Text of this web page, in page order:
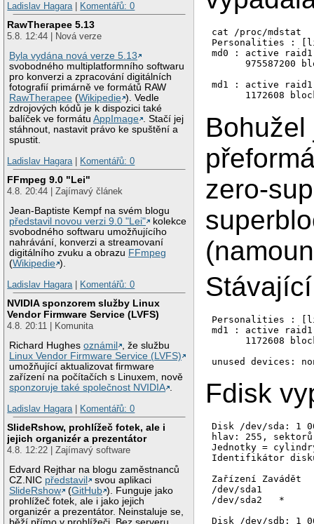
Ladislav Hagara| Komentářů: 0
RawTherapee 5.13
5.8. 12:44 | Nová verze
Byla vydána nová verze 5.13
svobodného multiplatformního softwaru
pro konverzi a zpracování digitálních
fotografií primárně ve formátů RAW
RawTherapee (Wikipedie ). Vedle
zdrojových kódů je k dispozici také
balíček ve formátuAppImage . Stačí jej
stáhnout, nastavit právo ke spuštění a
spustit.
Ladislav Hagara| Komentářů: 0
FFmpeg 9.0 "Lei"
4.8. 20:44 | Zajímavý článek
Jean-Baptiste Kempf na svém blogu
představil novou verzi 9.0 "Lei"
kolekce
svobodného softwaru umožňujícího
nahrávání, konverzi a streamovaní
digitálního zvuku a obrazu FFmpeg
(Wikipedie ).
Ladislav Hagara| Komentářů: 0
NVIDIA sponzorem služby Linux
Vendor Firmware Service (LVFS)
4.8. 20:11 | Komunita
Richard Hughesoznámil
, že službu
Linux Vendor Firmware Service (LVFS)
umožňující aktualizovat firmware
zařízení na počítačích s Linuxem, nově
sponzoruje také společnost NVIDIA .
Ladislav Hagara| Komentářů: 0
SlideRshow, prohlížeč fotek, ale i
jejich organizér a prezentátor
4.8. 12:22 | Zajímavý software
Edvard Rejthar na blogu zaměstnanců
CZ.NIC představil
svou aplikaci
SlideRshow
(GitHub ). Funguje jako
prohlížeč fotek, ale i jako jejich
organizér a prezentátor. Neinstaluje se,
cat /proc/mdstat
Personalities :
md0 : active
975587200
md1 : active
1172608
zero-
Personalities :
md1 : active
1172608
unused devices:
Fdisk
Disk /dev/sda: 1
hlav: 255,
Jednotky =
Identifikátor
Zařízení Zavádět
/dev/sda1
/dev/sda2   *
Disk /dev/sdb: 1